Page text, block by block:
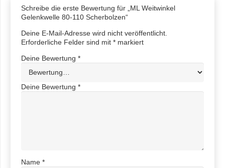
Schreibe die erste Bewertung für „ML Weitwinkel
Gelenkwelle 80-110 Scherbolzen“
Deine E-Mail-Adresse wird nicht veröffentlicht.
Erforderliche Felder sind mit * markiert
Deine Bewertung *
Deine Bewertung *
Name *